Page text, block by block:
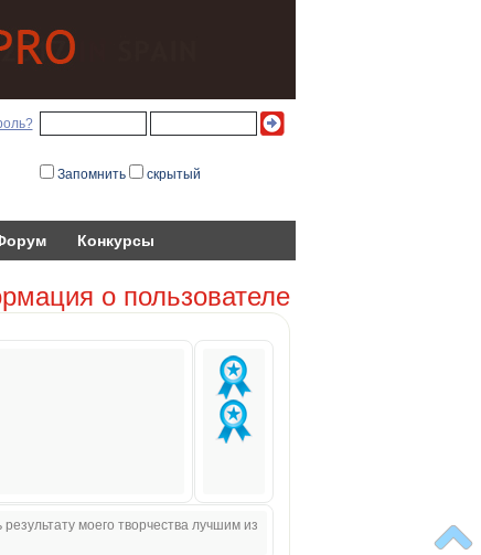
Запомнить скрытый
Конкурсы
о пользователе
моего творчества лучшим из